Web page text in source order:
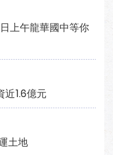
上午龍華國中等你
1.6億元
土地